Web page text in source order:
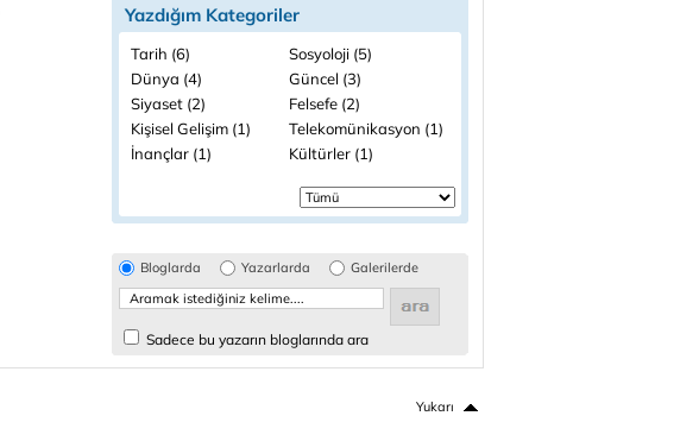
Yazdığım Kategoriler
Tarih (6)
Sosyoloji (5)
Dünya (4)
Güncel (3)
Siyaset (2)
Felsefe (2)
Kişisel Gelişim (1)
Telekomünikasyon (1)
İnançlar (1)
Kültürler (1)
Bloglarda Yazarlarda Galerilerde
Sadece bu yazarın bloglarında ara
Yukarı